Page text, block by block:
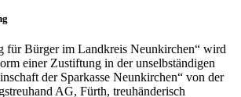
für Bürger im Landkreis Neunkirchen“ wird
einer Zustiftung in der unselbständigen
der Sparkasse Neunkirchen“ von der
AG, Fürth, treuhänderisch